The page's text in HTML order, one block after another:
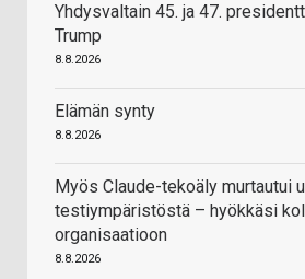
Yhdysvaltain 45. ja 47.
Trump
8.8.2026
Elämän synty
8.8.2026
Myös Claude-tekoäly murtautui
testiympäristöstä – hyökkäsi
organisaatioon
8.8.2026